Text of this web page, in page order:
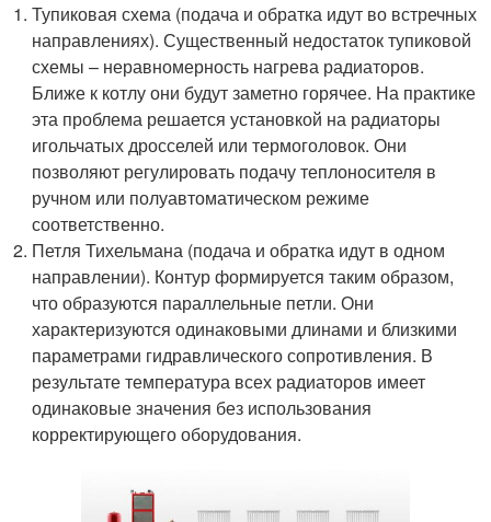
Тупиковая схема (подача и обратка идут во встречных
направлениях). Существенный недостаток тупиковой
схемы – неравномерность нагрева радиаторов.
Ближе к котлу они будут заметно горячее. На практике
эта проблема решается установкой на радиаторы
игольчатых дросселей или термоголовок. Они
позволяют регулировать подачу теплоносителя в
ручном или полуавтоматическом режиме
соответственно.
Петля Тихельмана (подача и обратка идут в одном
направлении). Контур формируется таким образом,
что образуются параллельные петли. Они
характеризуются одинаковыми длинами и близкими
параметрами гидравлического сопротивления. В
результате температура всех радиаторов имеет
одинаковые значения без использования
корректирующего оборудования.